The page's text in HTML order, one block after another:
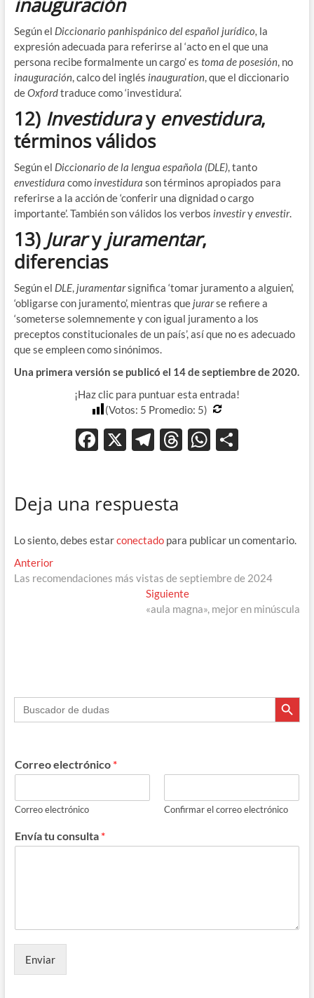
Según el Diccionario panhispánico del español jurídico, la
expresión adecuada para referirse al ‘acto en el que una
persona recibe formalmente un cargo’ es toma de posesión, no
inauguración, calco del inglés inauguration, que el diccionario
deOxfordtraduce como ‘investidura’.
12) Investidurayenvestidura,
términos válidos
Según el Diccionario de la lengua española (DLE), tanto
envestidura como investidura son términos apropiados para
referirse a la acción de ‘conferir una dignidad o cargo
importante’. También son válidos los verbos investiryenvestir.
13) Juraryjuramentar,
diferencias
Según el DLE, juramentarsignifica ‘tomar juramento a alguien’,
‘obligarse con juramento’, mientras que jurarse refiere a
‘someterse solemnemente y con igual juramento a los
preceptos constitucionales de un país’, así que no es adecuado
que se empleen como sinónimos.
Una primera versión se publicó el 14 de septiembre de 2020.
¡Haz clic para puntuar esta entrada!
(Votos: 5 Promedio: 5)
F
b
o
k
X T
gr
m
T W
p
p
ti
r
Deja una respuesta
Lo siento, debes estarconectadopara publicar un comentario.
Navegación
de
AnteriorEntrada
anterior:
Las recomendaciones más vistas de septiembre de 2024
SiguienteEntrada
siguiente:
«aula magna», mejor en minúscula
Buscar: Botón de
Correo electrónico *
Correo electrónico Confirmar el correo electrónico
Envía tu consulta *
Enviar